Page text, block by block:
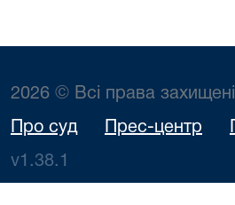
2026 © Всі права захищені
Про суд Прес-центр
v1.38.1